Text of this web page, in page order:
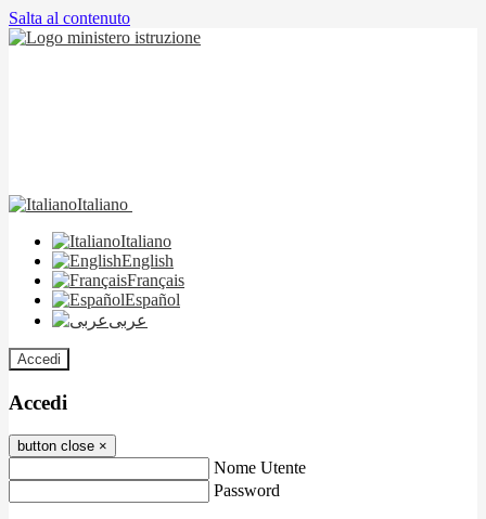
Salta al contenuto
Italiano
Italiano
English
Français
Español
عربى
Accedi
Accedi
button close ×
Nome Utente
Password